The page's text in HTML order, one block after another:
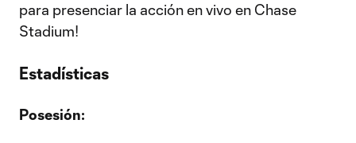
para presenciar la acción en vivo en Chase
Stadium!
Estadísticas
Posesión: